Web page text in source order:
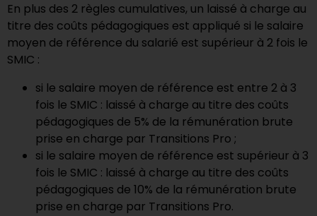
En plus des 2 règles cumulatives, un laissé à charge au
titre des coûts pédagogiques est appliqué si le salaire
moyen de référence du salarié est supérieur à 2 fois le
SMIC :
si le salaire moyen de référence est entre 2 à 3
fois le SMIC : laissé à charge au titre des coûts
pédagogiques de 5% de la rémunération brute
prise en charge par Transitions Pro ;
si le salaire moyen de référence est supérieur à 3
fois le SMIC : laissé à charge au titre des coûts
pédagogiques de 10% de la rémunération brute
prise en charge par Transitions Pro.